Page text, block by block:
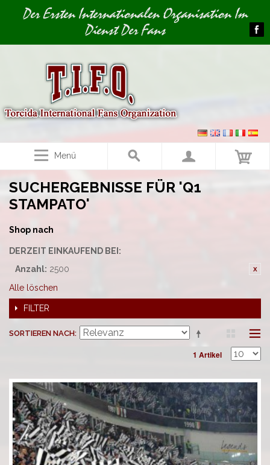
Image 01Der Ersten Internationalen Organisation Im
Dienst Der Fans
Menü
SUCHERGEBNISSE FÜR 'Q1
STAMPATO'
Shop nach
DERZEIT EINKAUFEND BEI:
Anzahl: 2500
Alle löschen
FILTER
SORTIEREN NACH
1 Artikel